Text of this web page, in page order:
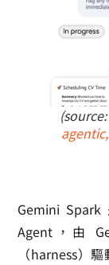
(source:
Gemini
Agent，由
（harness）